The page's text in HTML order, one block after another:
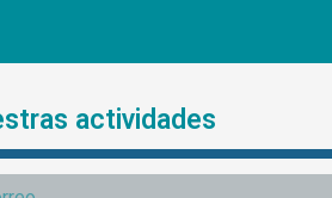
actividades